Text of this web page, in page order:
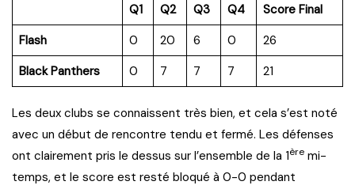
Q1 Q2 Q3 Q4
Score Final
Flash
0 20 6 0
26
Black Panthers
0 7 7 7 21
Les deux clubs se connaissent très bien, et cela s’est noté
avec un début de rencontre tendu et fermé. Les défenses
ont clairement pris le dessus sur l’ensemble de la 1ère mi-
temps, et le score est resté bloqué à 0-0 pendant